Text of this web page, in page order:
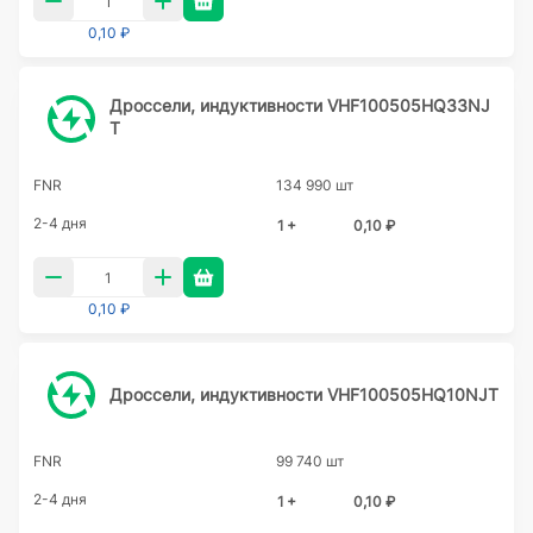
0,10 ₽
Дроссели, индуктивности VHF100505HQ33NJ
T
FNR 134 990 шт
2-4 дня 1 + 0,10 ₽
0,10 ₽
Дроссели, индуктивности VHF100505HQ10NJT
FNR 99 740 шт
2-4 дня 1 + 0,10 ₽